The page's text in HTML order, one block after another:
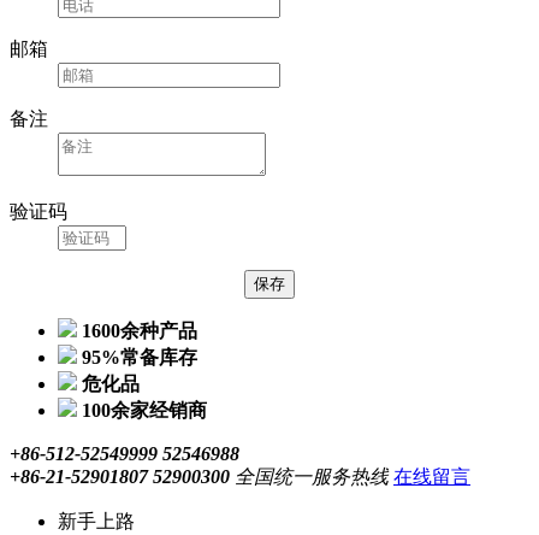
邮箱
备注
验证码
1600余种产品
95%常备库存
危化品
100余家经销商
+86-512-52549999 52546988
+86-21-52901807 52900300 全国统一服务热线在线留言
新手上路